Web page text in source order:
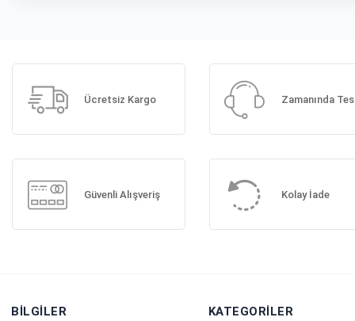
Ücretsiz Kargo Zamanında
Güvenli Alışveriş Kolay İade
BILGILER KATEGORILER